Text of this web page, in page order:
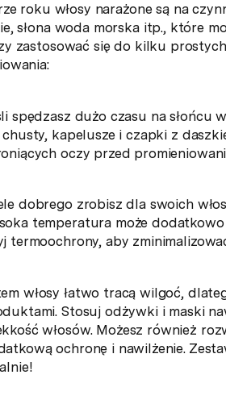
roku włosy narażone są na
słona woda morska itp., które
zastosować się do kilku
spędzasz dużo czasu na
chusty, kapelusze i czapki z
oczy przed
dobrego zrobisz dla swoich
temperatura może dodatkowo
termoochrony, aby
włosy łatwo tracą wilgoć,
Stosuj odżywki i maski
włosów. Możesz również
ochronę i nawilżenie.